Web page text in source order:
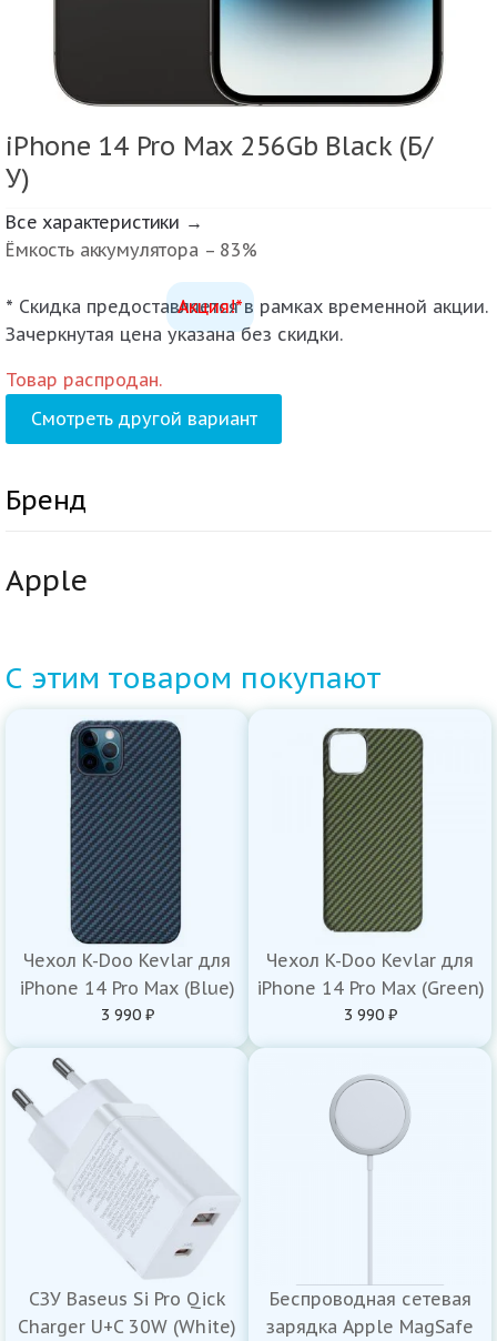
iPhone 14 Pro Max 256Gb Black (Б/
У)
Все характеристики →
Ёмкость аккумулятора – 83%
Акция!*
* Скидка предоставляется в рамках временной акции.
Зачеркнутая цена указана без скидки.
Товар распродан.
Смотреть другой вариант
Бренд
Apple
С этим товаром покупают
Чехол K-Doo Kevlar для
iPhone 14 Pro Max (Blue)
3 990 ₽
Чехол K-Doo Kevlar для
iPhone 14 Pro Max (Green)
3 990 ₽
СЗУ Baseus Si Pro Qick
Charger U+C 30W (White)
Беспроводная сетевая
зарядка Apple MagSafe